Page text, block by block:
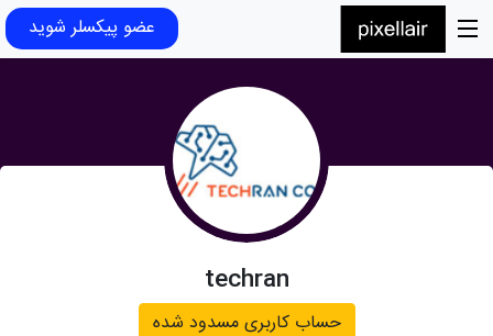
عضو پیکسلر شوید
techran
حساب کاربری مسدود شده